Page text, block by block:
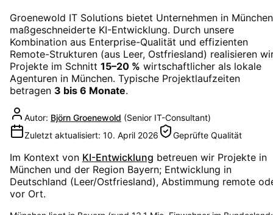
Groenewold IT Solutions bietet Unternehmen in München
maßgeschneiderte KI-Entwicklung. Durch unsere
Kombination aus Enterprise-Qualität und effizienten
Remote-Strukturen (aus Leer, Ostfriesland) realisieren
Projekte im Schnitt 15–20 % wirtschaftlicher als lokale
Agenturen in München. Typische Projektlaufzeiten
betragen 3 bis 6 Monate.
Autor: Björn Groenewold (Senior IT-Consultant)
Zuletzt aktualisiert: 10. April 2026 Geprüfte Qualität
Im Kontext von KI-Entwicklung betreuen wir Projekte in
München und der Region Bayern; Entwicklung in
Deutschland (Leer/Ostfriesland), Abstimmung remote
vor Ort.